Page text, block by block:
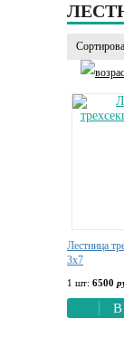
Лестница
3х7
1 шт: 6500
В